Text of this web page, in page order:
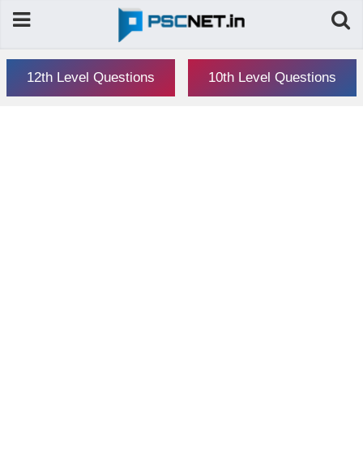
12th Level Questions 10th Level Questions